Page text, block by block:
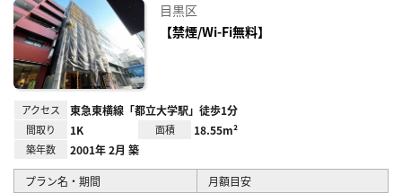
目黒区
【禁煙/Wi-Fi無料】
アクセス 東急東横線「都立大学駅」徒歩1分
間取り 1K 面積 18.55m²
築年数 2001年 2月 築
プラン名・期間
月額目安